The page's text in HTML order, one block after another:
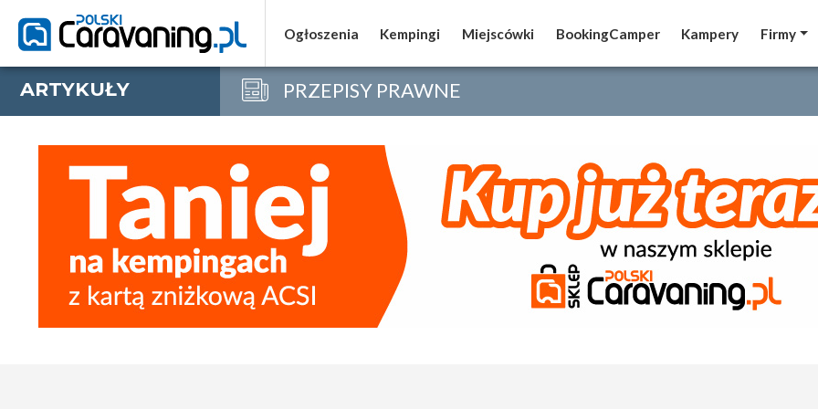
Ogłoszenia Kempingi Miejscówki BookingCamper Kampery Firmy
ARTYKUŁY PRZEPISY PRAWNE
Ogłoszenia Kempingi Miejscówki BookingCamper Kampery Firmy